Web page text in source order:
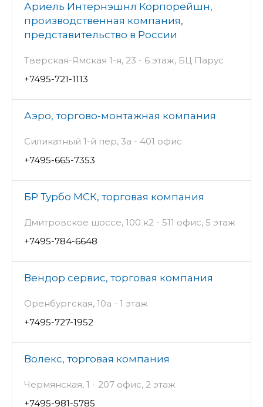
Ариель Интернэшнл Корпорейшн,
производственная компания,
представительство в России
Тверская-Ямская 1-я, 23 - 6 этаж, БЦ Парус
+7495-721-1113
Аэро, торгово-монтажная компания
Силикатный 1-й пер, 3а - 401 офис
+7495-665-7353
БР Турбо МСК, торговая компания
Дмитровское шоссе, 100 к2 - 511 офис, 5 этаж
+7495-784-6648
Вендор сервис, торговая компания
Оренбургская, 10а - 1 этаж
+7495-727-1952
Волекс, торговая компания
Чермянская, 1 - 207 офис, 2 этаж
+7495-981-5785